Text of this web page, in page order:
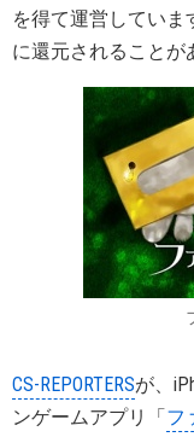
を得て運営していま
に還元されることが
CS-REPORTERSが、
ンゲームアプリ「フ